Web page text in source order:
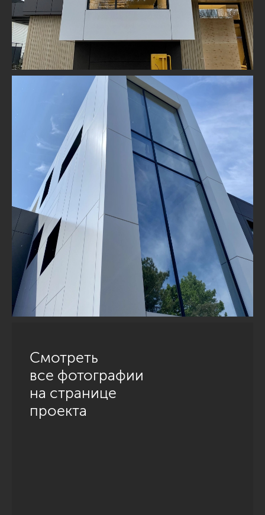
Смотреть
все фотографии
на странице
проекта